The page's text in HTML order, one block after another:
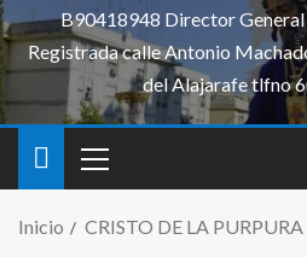
B90418948 Director
Registrada calle Antonio
del Alajarafe tlfno
Inicio CRISTO DE LA PURPURA